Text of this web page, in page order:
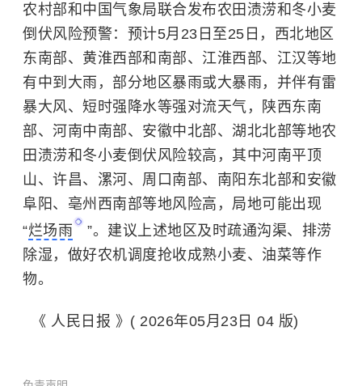
农村部和中国气象局联合发布农田渍涝和冬小麦
倒伏风险预警：预计5月23日至25日，西北地区
东南部、黄淮西部和南部、江淮西部、江汉等地
有中到大雨，部分地区暴雨或大暴雨，并伴有雷
暴大风、短时强降水等强对流天气，陕西东南
部、河南中南部、安徽中北部、湖北北部等地农
田渍涝和冬小麦倒伏风险较高，其中河南平顶
山、许昌、漯河、周口南部、南阳东北部和安徽
阜阳、亳州西南部等地风险高，局地可能出现
“烂场雨
”。建议上述地区及时疏通沟渠、排涝
除湿，做好农机调度抢收成熟小麦、油菜等作
物。
《 人民日报 》( 2026年05月23日 04 版)